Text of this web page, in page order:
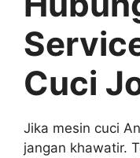
Cuci
Jika mesin cuci
jangan khawatir.